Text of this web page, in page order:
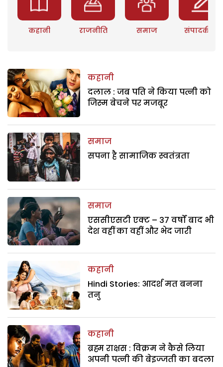
कहानी राजनीति समाज संपादकीय
कहानी
दलाल : जब पति ने किया पत्नी को
जिस्म बेचने पर मजबूर
समाज
सपना है सामाजिक स्वतंत्रता
समाज
एससीएसटी एक्ट – 37 वर्षों बाद भी
देश वहीं का वहीं और भेद जारी
कहानी
Hindi Stories: आदर्श मत बनना
तनु
कहानी
ब्रह्म राक्षस : विक्रम ने कैसे लिया
अपनी पत्नी की बेइज्जती का बदला